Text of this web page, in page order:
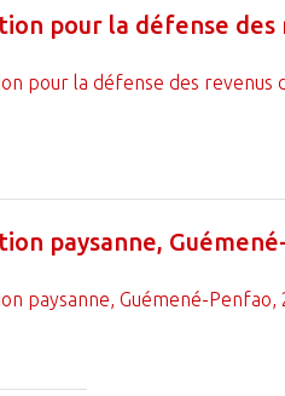
pour la défense des
paysanne,